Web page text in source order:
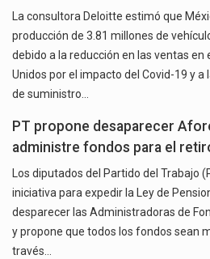
La consultora Deloitte estimó que
producción de 3.81 millones de
debido a la reducción en las ventas en
Unidos por el impacto del Covid-19 y
de suministro…
PT propone desaparecer
administre fondos para el
Los diputados del Partido del Trabajo
iniciativa para expedir la Ley de
desparecer las Administradoras de
y propone que todos los fondos sean
través…